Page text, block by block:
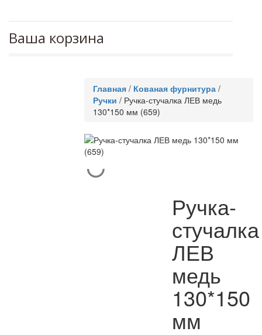
Ваша корзина
Главная / Кованая фурнитура /
Ручки / Ручка-стучалка ЛЕВ медь
130*150 мм (659)
Ручка-
стучалка
ЛЕВ
медь
130*150
мм